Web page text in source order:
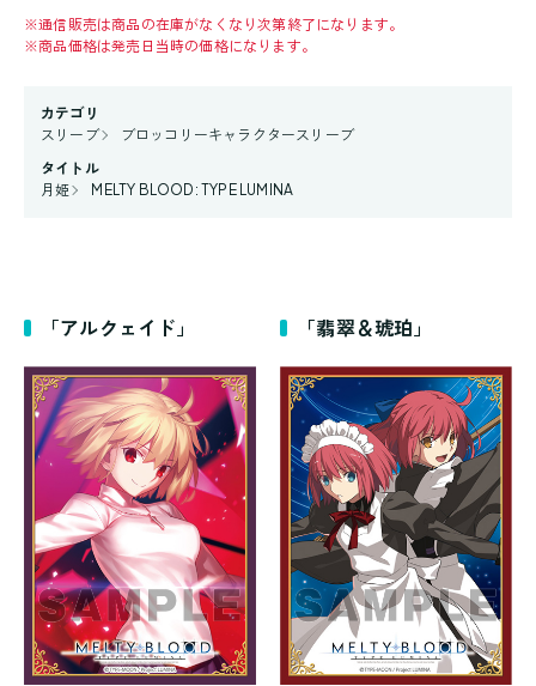
※通信販売は商品の在庫がなくなり次第終了になります。
※商品価格は発売日当時の価格になります。
カテゴリ
スリーブ
ブロッコリーキャラクタースリーブ
タイトル
月姫
MELTY BLOOD: TYPE LUMINA
「アルクェイド」 「翡翠＆琥珀」